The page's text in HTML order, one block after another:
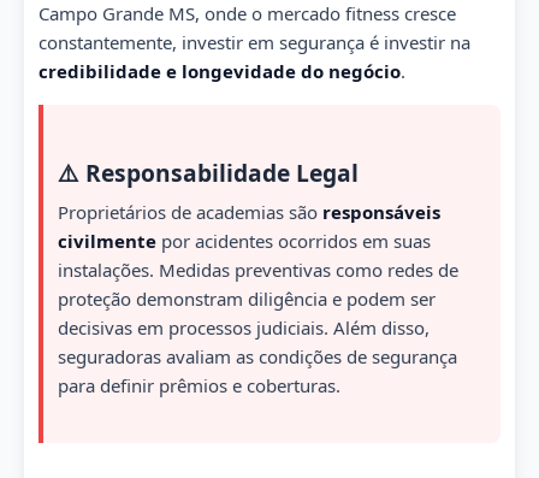
Campo Grande MS, onde o mercado fitness cresce
constantemente, investir em segurança é investir na
credibilidade e longevidade do negócio.
⚠️ Responsabilidade Legal
Proprietários de academias são responsáveis
civilmente por acidentes ocorridos em suas
instalações. Medidas preventivas como redes de
proteção demonstram diligência e podem ser
decisivas em processos judiciais. Além disso,
seguradoras avaliam as condições de segurança
para definir prêmios e coberturas.